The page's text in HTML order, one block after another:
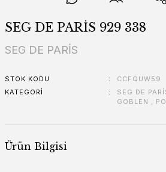
SEG DE PARİS 929 338
SEG DE PARİS
STOK KODU
CCFQUW59
KATEGORI
SEG DE
GOBLEN ,
Ürün Bilgisi